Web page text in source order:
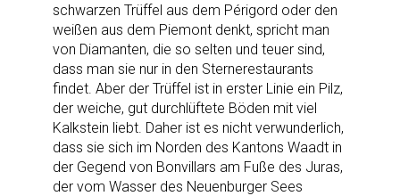
schwarzen Trüffel aus dem Périgord oder den
weißen aus dem Piemont denkt, spricht man
von Diamanten, die so selten und teuer sind,
dass man sie nur in den Sternerestaurants
findet. Aber der Trüffel ist in erster Linie ein Pilz,
der weiche, gut durchlüftete Böden mit viel
Kalkstein liebt. Daher ist es nicht verwunderlich,
dass sie sich im Norden des Kantons Waadt in
der Gegend von Bonvillars am Fuße des Juras,
der vom Wasser des Neuenburger Sees